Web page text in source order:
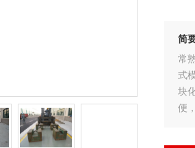
简
常
式
块
便